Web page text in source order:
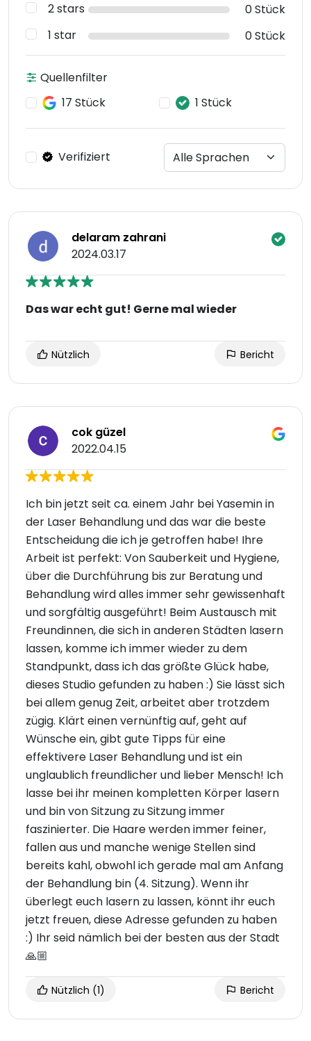
2 stars
0 Stück
1 star
0 Stück
Quellenfilter
17 Stück
1 Stück
Verifiziert
delaram zahrani
2024.03.17
Das war echt gut! Gerne mal wieder
Nützlich Bericht
cok güzel
2022.04.15
Ich bin jetzt seit ca. einem Jahr bei Yasemin in
der Laser Behandlung und das war die beste
Entscheidung die ich je getroffen habe! Ihre
Arbeit ist perfekt: Von Sauberkeit und Hygiene,
über die Durchführung bis zur Beratung und
Behandlung wird alles immer sehr gewissenhaft
und sorgfältig ausgeführt! Beim Austausch mit
Freundinnen, die sich in anderen Städten lasern
lassen, komme ich immer wieder zu dem
Standpunkt, dass ich das größte Glück habe,
dieses Studio gefunden zu haben :) Sie lässt sich
bei allem genug Zeit, arbeitet aber trotzdem
zügig. Klärt einen vernünftig auf, geht auf
Wünsche ein, gibt gute Tipps für eine
effektivere Laser Behandlung und ist ein
unglaublich freundlicher und lieber Mensch! Ich
lasse bei ihr meinen kompletten Körper lasern
und bin von Sitzung zu Sitzung immer
faszinierter. Die Haare werden immer feiner,
fallen aus und manche wenige Stellen sind
bereits kahl, obwohl ich gerade mal am Anfang
der Behandlung bin (4. Sitzung). Wenn ihr
überlegt euch lasern zu lassen, könnt ihr euch
jetzt freuen, diese Adresse gefunden zu haben
:) Ihr seid nämlich bei der besten aus der Stadt
🙏🏼
Nützlich (1) Bericht